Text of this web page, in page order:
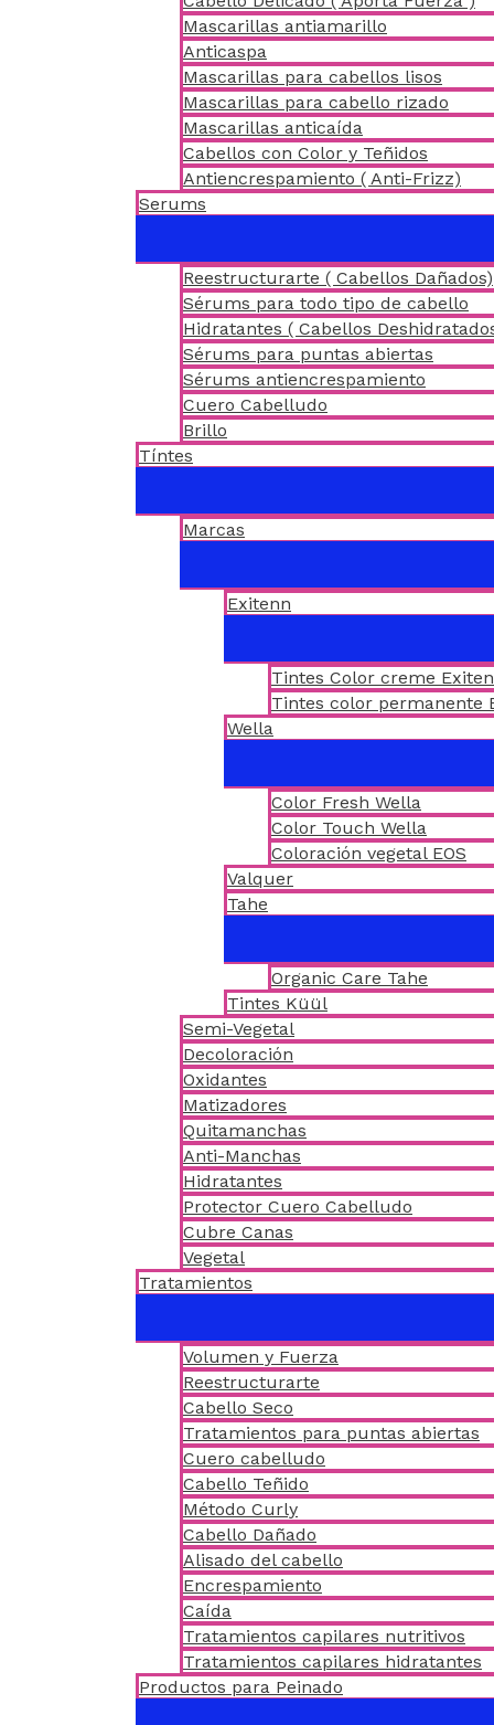
Mascarillas antiamarillo
Anticaspa
Mascarillas para cabellos lisos
Mascarillas para cabello rizado
Mascarillas anticaída
Cabellos con Color y Teñidos
Antiencrespamiento ( Anti-Frizz)
Serums
Reestructurarte ( Cabellos Dañados)
Sérums para todo tipo de cabello
Hidratantes ( Cabellos
Sérums para puntas abiertas
Sérums antiencrespamiento
Cuero Cabelludo
Brillo
Tíntes
Marcas
Exitenn
Tintes Color creme
Tintes color permanente
Wella
Color Fresh Wella
Color Touch Wella
Coloración vegetal EOS
Valquer
Tahe
Organic Care Tahe
Tintes Küül
Semi-Vegetal
Decoloración
Oxidantes
Matizadores
Quitamanchas
Anti-Manchas
Hidratantes
Protector Cuero Cabelludo
Cubre Canas
Vegetal
Tratamientos
Volumen y Fuerza
Reestructurarte
Cabello Seco
Tratamientos para puntas abiertas
Cuero cabelludo
Cabello Teñido
Método Curly
Cabello Dañado
Alisado del cabello
Encrespamiento
Caída
Tratamientos capilares nutritivos
Tratamientos capilares hidratantes
Productos para Peinado